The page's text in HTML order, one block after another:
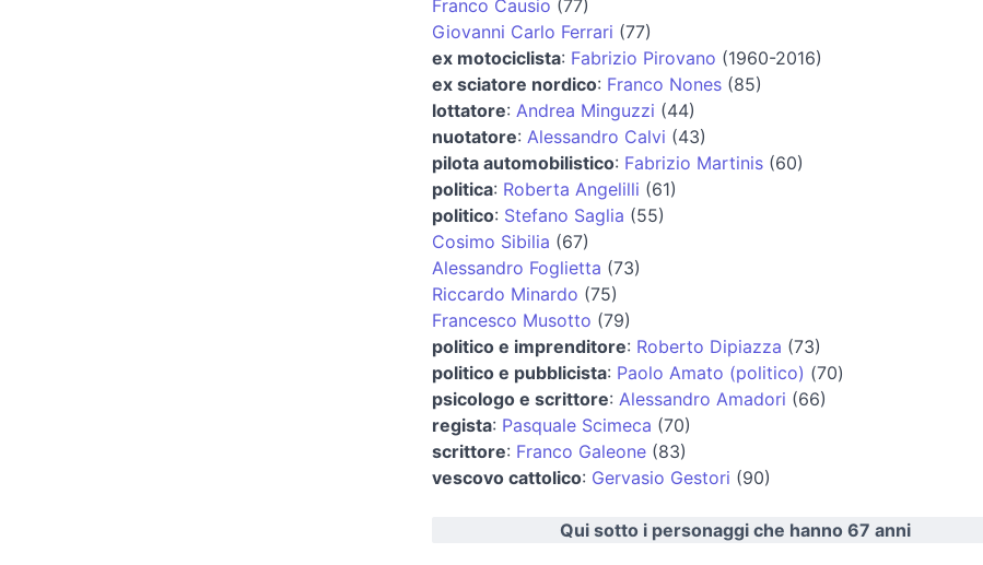
Franco Causio (77)
Giovanni Carlo Ferrari (77)
ex motociclista: Fabrizio Pirovano (1960-2016)
ex sciatore nordico: Franco Nones (85)
lottatore: Andrea Minguzzi (44)
nuotatore: Alessandro Calvi (43)
pilota automobilistico: Fabrizio Martinis (60)
politica: Roberta Angelilli (61)
politico: Stefano Saglia (55)
Cosimo Sibilia (67)
Alessandro Foglietta (73)
Riccardo Minardo (75)
Francesco Musotto (79)
politico e imprenditore: Roberto Dipiazza (73)
politico e pubblicista: Paolo Amato (politico) (70)
psicologo e scrittore: Alessandro Amadori (66)
regista: Pasquale Scimeca (70)
scrittore: Franco Galeone (83)
vescovo cattolico: Gervasio Gestori (90)
Qui sotto i personaggi che hanno 67 anni